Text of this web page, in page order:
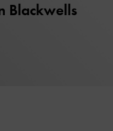
Blackwells